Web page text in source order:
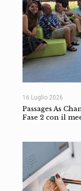
16 Luglio 2026
Passages As
Fase 2 con il